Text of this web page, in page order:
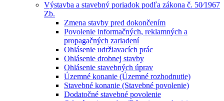
Výstavba a stavebný poriadok podľa zákona č. 50⁄1967
Zb.
Zmena stavby pred dokončením
Povolenie informačných, reklamných a
propagačných zariadení
Ohlásenie udržiavacích prác
Ohlásenie drobnej stavby
Ohlásenie stavebných úprav
Územné konanie (Územné rozhodnutie)
Stavebné konanie (Stavebné povolenie)
Dodatočné stavebné povolenie